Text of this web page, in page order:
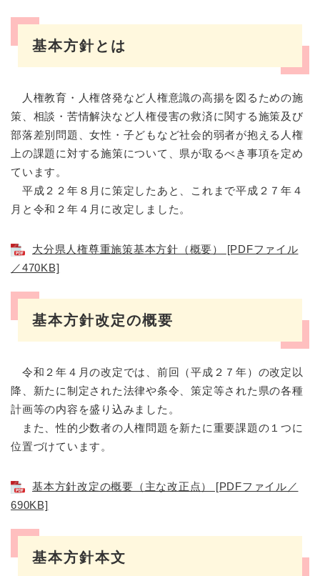
基本方針とは
人権教育・人権啓発など人権意識の高揚を図るための施
策、相談・苦情解決など人権侵害の救済に関する施策及び
部落差別問題、女性・子どもなど社会的弱者が抱える人権
上の課題に対する施策について、県が取るべき事項を定め
ています。
平成２２年８月に策定したあと、これまで平成２７年４
月と令和２年４月に改定しました。
大分県人権尊重施策基本方針（概要） [PDFファイル
／470KB]
基本方針改定の概要
令和２年４月の改定では、前回（平成２７年）の改定以
降、新たに制定された法律や条令、策定等された県の各種
計画等の内容を盛り込みました。
また、性的少数者の人権問題を新たに重要課題の１つに
位置づけています。
基本方針改定の概要（主な改正点） [PDFファイル／
690KB]
基本方針本文